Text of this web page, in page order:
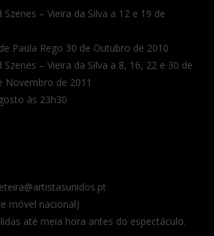
– Vieira da Silva a 12 e 19 de
Paula Rego 30 de Outubro de 2010
– Vieira da Silva a 8, 16, 22 e 30 de
Novembro de 2011
às 23h30
móvel nacional)
até meia hora antes do espectáculo.